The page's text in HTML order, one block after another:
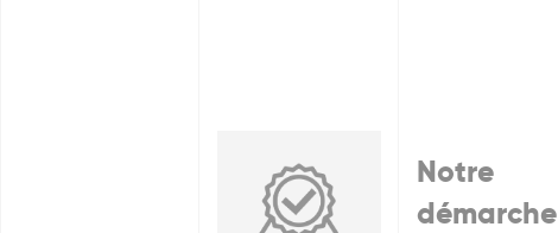
Notre
démarche